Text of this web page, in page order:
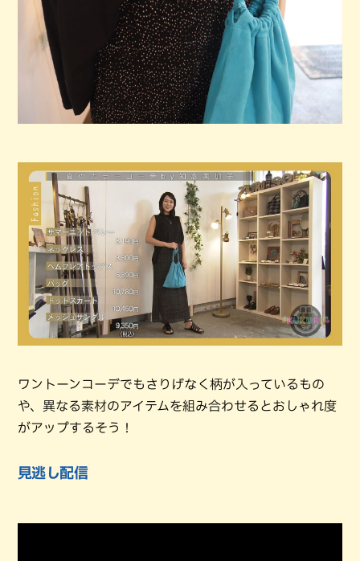
ワントーンコーデでもさりげなく柄が入っているもの
や、異なる素材のアイテムを組み合わせるとおしゃれ度
がアップするそう！
見逃し配信